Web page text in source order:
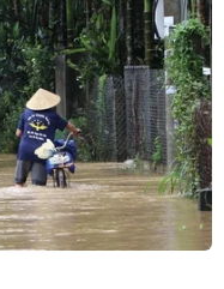
#Chính phủ Việt Nam
#NQ 57-bt